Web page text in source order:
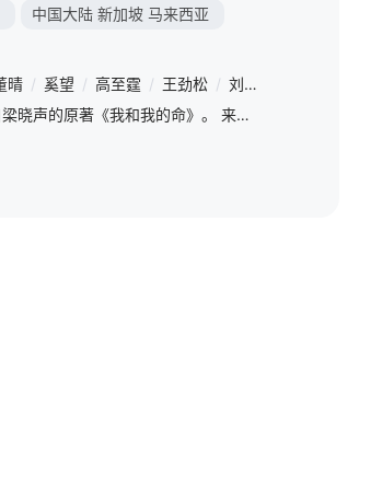
中国大陆 新加坡 马来西亚
晴 / 奚望 / 高至霆 / 王劲松 / 刘威
该剧改编自梁晓声的原著《我和我的命》。 来自西南山区玉县“神仙顶”的70后女孩方婉之（谭松韵 饰），遭遇感情和家庭变故，20岁便从大学退学，辗转来到深圳。在打工初期时结识了闺蜜李娟、郝倩倩，三人携手面